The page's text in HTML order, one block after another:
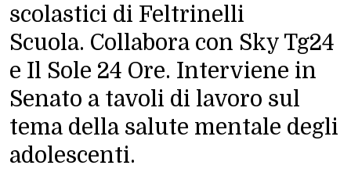
scolastici di Feltrinelli
Scuola. Collabora con Sky Tg24
e Il Sole 24 Ore. Interviene in
Senato a tavoli di lavoro sul
tema della salute mentale degli
adolescenti.